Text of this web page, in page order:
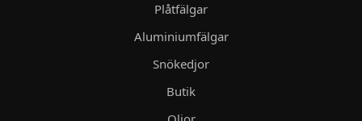
Plåtfälgar
Aluminiumfälgar
Snökedjor
Butik